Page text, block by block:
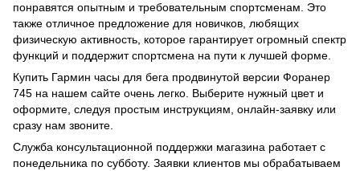
понравятся опытным и требовательным спортсменам. Это
также отличное предложение для новичков, любящих
физическую активность, которое гарантирует огромный спектр
функций и поддержит спортсмена на пути к лучшей форме.
Купить Гармин часы для бега продвинутой версии Форанер
745 на нашем сайте очень легко. Выберите нужный цвет и
оформите, следуя простым инструкциям, онлайн-заявку или
сразу нам звоните.
Служба консультационной поддержки магазина работает с
понедельника по субботу. Заявки клиентов мы обрабатываем